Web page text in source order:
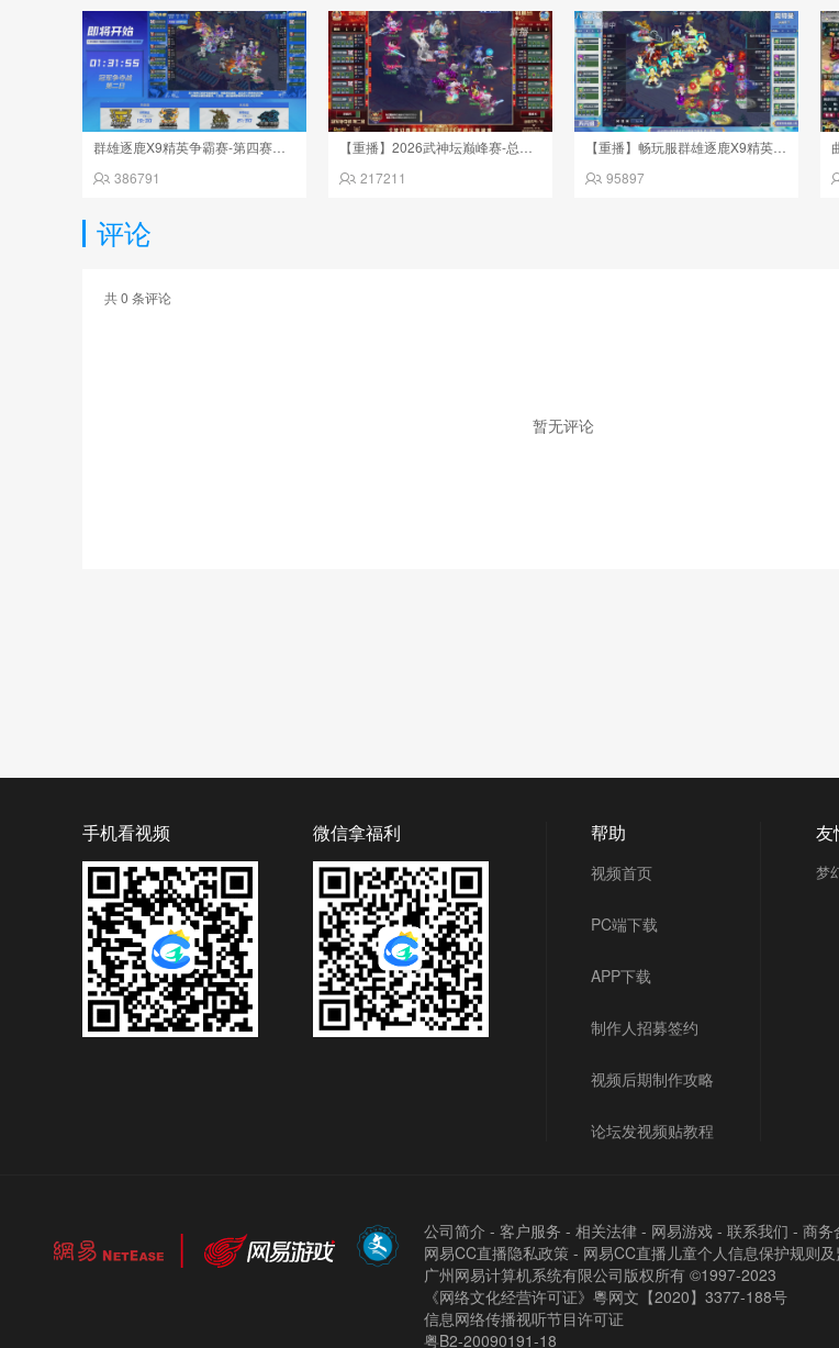
386791
217211
95897
评论
共0 条评论
暂无评论
手机看视频 微信拿福利 帮助
视频首页
PC端下载
APP下载
制作人招募签约
视频后期制作攻略
论坛发视频贴教程
友
梦
公司简介 - 客户服务 - 相关法律 - 网易游戏 - 联系我们 - 商务
网易CC直播隐私政策 - 网易CC直播儿童个人信息保护规则
广州网易计算机系统有限公司版权所有 ©1997-2023
《网络文化经营许可证》粵网文【2020】3377-188号
信息网络传播视听节目许可证
粤B2-20090191-18